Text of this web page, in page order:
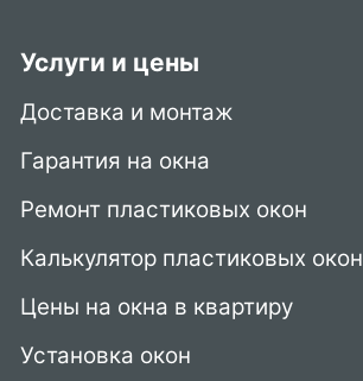
Услуги и цены
Доставка и монтаж
Гарантия на окна
Ремонт пластиковых окон
Калькулятор пластиковых окон
Цены на окна в квартиру
Установка окон